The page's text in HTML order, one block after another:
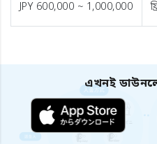
JPY 600,000 ~ 1,000,000
এখনই